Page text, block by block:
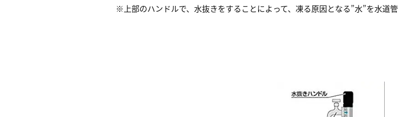
※上部のハンドルで、水抜きをすることによって、凍る原因となる”水”を水道